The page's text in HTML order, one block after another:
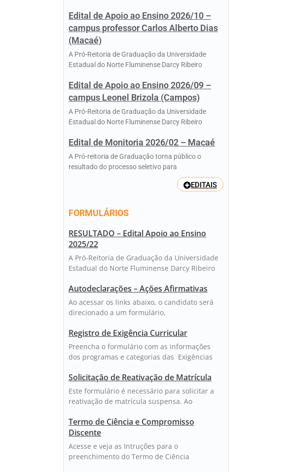
Edital de Apoio ao Ensino 2026/10 –
campus professor Carlos Alberto Dias
(Macaé)
A Pró-Reitoria de Graduação da Universidade
Estadual do Norte Fluminense Darcy Ribeiro
Edital de Apoio ao Ensino 2026/09 –
campus Leonel Brizola (Campos)
A Pró-Reitoria de Graduação da Universidade
Estadual do Norte Fluminense Darcy Ribeiro
Edital de Monitoria 2026/02 – Macaé
A Pró-reitoria de Graduação torna público o
resultado do processo seletivo para
EDITAIS
FORMULÁRIOS
RESULTADO – Edital Apoio ao Ensino
2025/22
A Pró-Reitoria de Graduação da Universidade
Estadual do Norte Fluminense Darcy Ribeiro
Autodeclarações – Ações Afirmativas
Ao acessar os links abaixo, o candidato será
direcionado a um formulário,
Registro de Exigência Curricular
Preencha o formulário com as informações
dos programas e categorias das Exigências
Solicitação de Reativação de Matrícula
Este formulário é necessário para solicitar a
reativação de matrícula suspensa. Ao
Termo de Ciência e Compromisso
Discente
Acesse e veja as Intruções para o
preenchimento do Termo de Ciência